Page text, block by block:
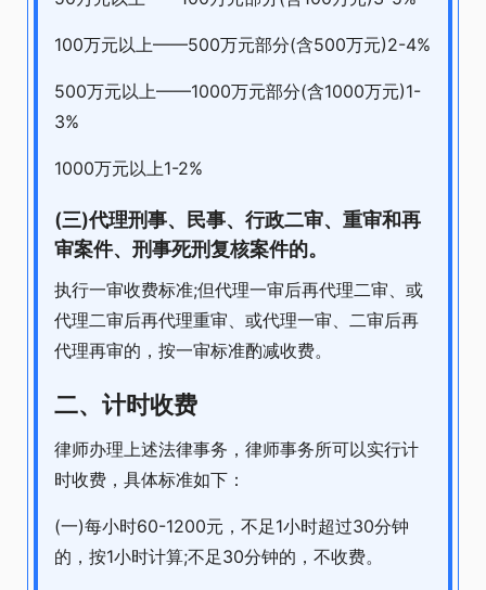
100万元以上——500万元部分(含500万元)2-4%
500万元以上——1000万元部分(含1000万元)1-
3%
1000万元以上1-2%
(三)代理刑事、民事、行政二审、重审和再
审案件、刑事死刑复核案件的。
执行一审收费标准;但代理一审后再代理二审、或
代理二审后再代理重审、或代理一审、二审后再
代理再审的，按一审标准酌减收费。
二、计时收费
律师办理上述法律事务，律师事务所可以实行计
时收费，具体标准如下：
(一)每小时60-1200元，不足1小时超过30分钟
的，按1小时计算;不足30分钟的，不收费。